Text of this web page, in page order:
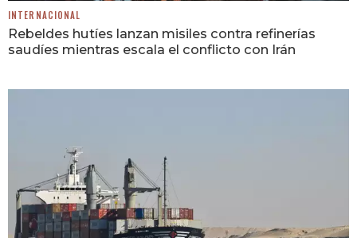
INTERNACIONAL
Rebeldes hutíes lanzan misiles contra refinerías
saudíes mientras escala el conflicto con Irán